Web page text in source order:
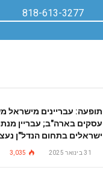
818-613-3277
תופעה: עבריינים מישראל
עסקים בארה"ב; עבריין
ישראלים בתחום הנדל"ן
31 בינואר 2025 3,035